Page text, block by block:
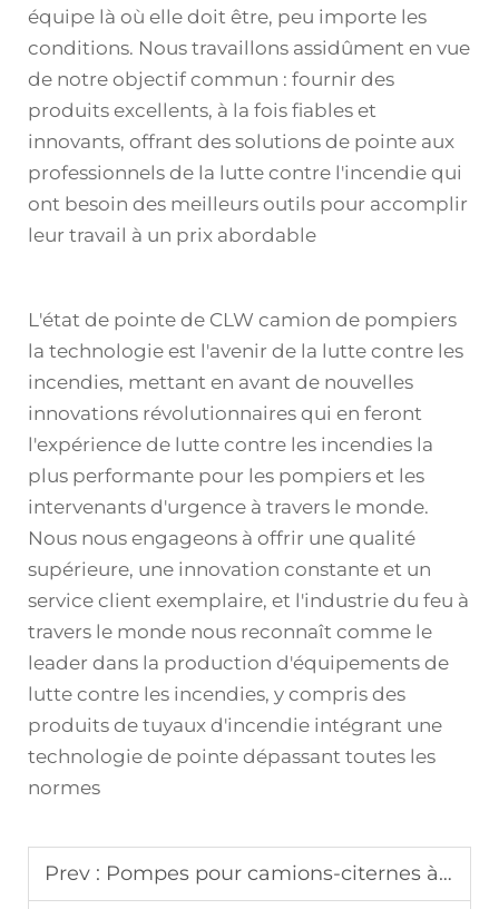
équipe là où elle doit être, peu importe les
conditions. Nous travaillons assidûment en vue
de notre objectif commun : fournir des
produits excellents, à la fois fiables et
innovants, offrant des solutions de pointe aux
professionnels de la lutte contre l'incendie qui
ont besoin des meilleurs outils pour accomplir
leur travail à un prix abordable
L'état de pointe de CLW camion de pompiers
la technologie est l'avenir de la lutte contre les
incendies, mettant en avant de nouvelles
innovations révolutionnaires qui en feront
l'expérience de lutte contre les incendies la
plus performante pour les pompiers et les
intervenants d'urgence à travers le monde.
Nous nous engageons à offrir une qualité
supérieure, une innovation constante et un
service client exemplaire, et l'industrie du feu à
travers le monde nous reconnaît comme le
leader dans la production d'équipements de
lutte contre les incendies, y compris des
produits de tuyaux d'incendie intégrant une
technologie de pointe dépassant toutes les
normes
Prev : Pompes pour camions-citernes à eau : un guide technique sur les débits, l'efficacité et la fiabilité